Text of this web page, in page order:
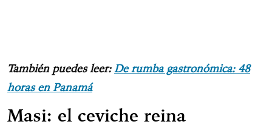
También puedes leer: De rumba gastronómica: 48
horas en Panamá
Masi: el ceviche reina